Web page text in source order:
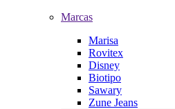
Marcas
Marisa
Rovitex
Disney
Biotipo
Sawary
Zune Jeans